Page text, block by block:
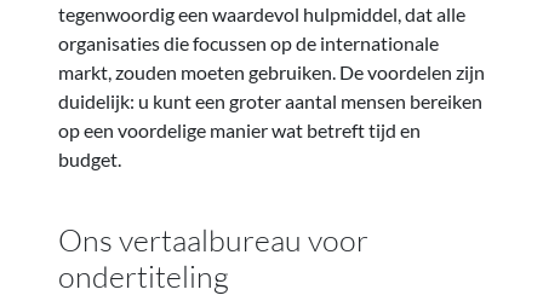
tegenwoordig een waardevol hulpmiddel, dat alle
organisaties die focussen op de internationale
markt, zouden moeten gebruiken. De voordelen zijn
duidelijk: u kunt een groter aantal mensen bereiken
op een voordelige manier wat betreft tijd en
budget.
Ons vertaalbureau voor
ondertiteling